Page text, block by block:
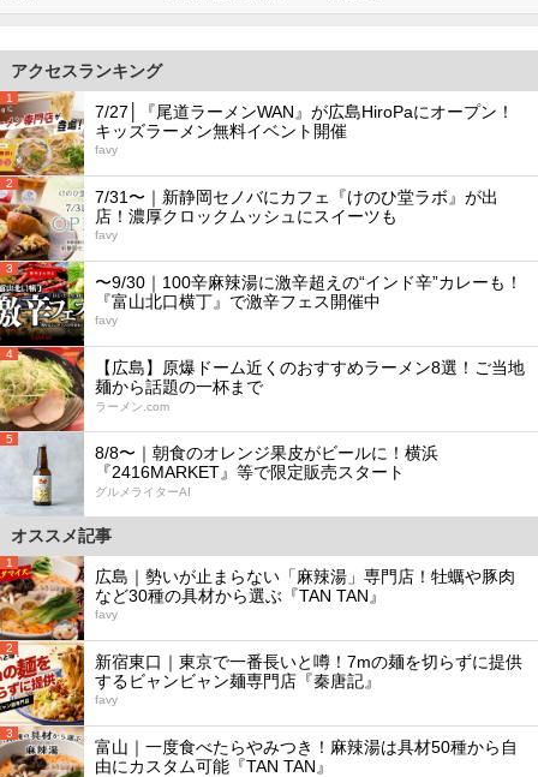
アクセスランキング
1
7/27│『尾道ラーメンWAN』が広島HiroPaにオープン！
キッズラーメン無料イベント開催
favy
2
7/31〜｜新静岡セノバにカフェ『けのひ堂ラボ』が出
店！濃厚クロックムッシュにスイーツも
favy
3
〜9/30｜100辛麻辣湯に激辛超えの“インド辛”カレーも！
『富山北口横丁』で激辛フェス開催中
favy
4
【広島】原爆ドーム近くのおすすめラーメン8選！ご当地
麺から話題の一杯まで
ラーメン.com
5
8/8〜｜朝食のオレンジ果皮がビールに！横浜
『2416MARKET』等で限定販売スタート
グルメライターAI
オススメ記事
1
広島｜勢いが止まらない「麻辣湯」専門店！牡蠣や豚肉
など30種の具材から選ぶ『TAN TAN』
favy
2
新宿東口｜東京で一番長いと噂！7mの麺を切らずに提供
するビャンビャン麺専門店『秦唐記』
favy
3
富山｜一度食べたらやみつき！麻辣湯は具材50種から自
由にカスタム可能『TAN TAN』